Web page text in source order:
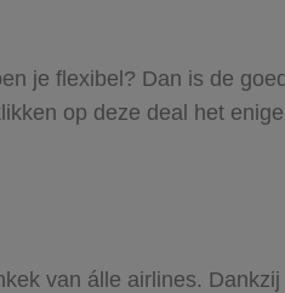
je flexibel? Dan is de
op deze deal het
van álle airlines.